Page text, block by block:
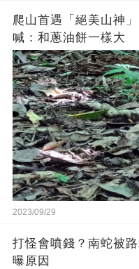
爬山首遇「絕美山神
喊：和蔥油餅一樣大
2023/09/29
打怪會噴錢？南蛇被
曝原因